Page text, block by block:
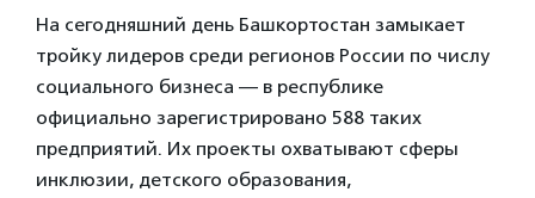
На сегодняшний день Башкортостан замыкает
тройку лидеров среди регионов России по числу
социального бизнеса — в республике
официально зарегистрировано 588 таких
предприятий. Их проекты охватывают сферы
инклюзии, детского образования,